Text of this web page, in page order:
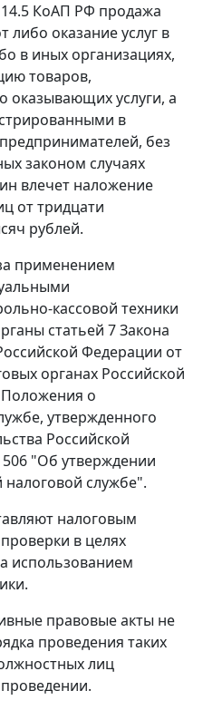
КоАП РФ продажа
либо оказание услуг в
в иных организациях,
товаров,
услуги, а
в
без
законом случаях
влечет наложение
от тридцати
рублей.
применением
кассовой техники
статьей 7Закона
Федерации от
органах Российской
Положения о
утвержденного
Российской
"Об утверждении
службе".
налоговым
в целях
использованием
правовые акты не
проведения таких
лиц